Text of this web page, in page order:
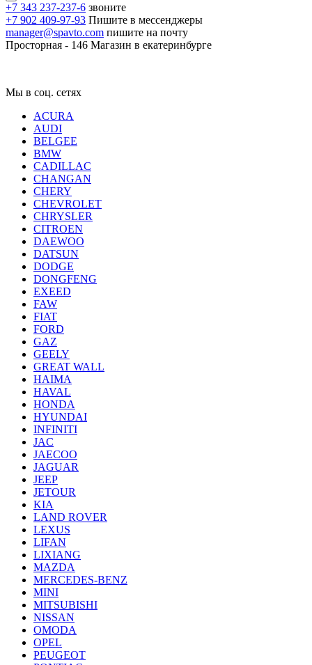
+7 343 237-237-6 звоните
+7 902 409-97-93 Пишите в мессенджеры
manager@spavto.com пишите на почту
Просторная - 146 Магазин в екатеринбурге
Мы в соц. сетях
ACURA
AUDI
BELGEE
BMW
CADILLAC
CHANGAN
CHERY
CHEVROLET
CHRYSLER
CITROEN
DAEWOO
DATSUN
DODGE
DONGFENG
EXEED
FAW
FIAT
FORD
GAZ
GEELY
GREAT WALL
HAIMA
HAVAL
HONDA
HYUNDAI
INFINITI
JAC
JAECOO
JAGUAR
JEEP
JETOUR
KIA
LAND ROVER
LEXUS
LIFAN
LIXIANG
MAZDA
MERCEDES-BENZ
MINI
MITSUBISHI
NISSAN
OMODA
OPEL
PEUGEOT